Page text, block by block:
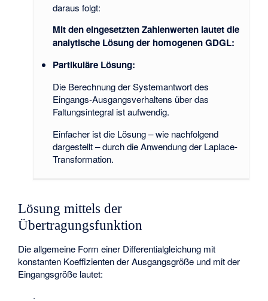
daraus folgt:
Mit den eingesetzten Zahlenwerten lautet die
analytische Lösung der homogenen GDGL:
Partikuläre Lösung:
Die Berechnung der Systemantwortdes
Eingangs-Ausgangsverhaltens über das
Faltungsintegral ist aufwendig.
Einfacher ist die Lösung – wie nachfolgend
dargestellt – durch die Anwendung der Laplace-
Transformation.
Lösung mittels der
Übertragungsfunktion
Die allgemeine Form einer Differentialgleichung mit
konstanten Koeffizientender Ausgangsgröße und mitder
Eingangsgröße lautet:
.